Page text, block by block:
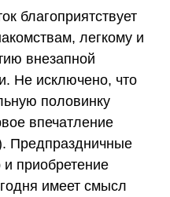
благоприятствует
легкому и
внезапной
Не исключено, что
половинку
впечатление
Предпраздничные
приобретение
имеет смысл